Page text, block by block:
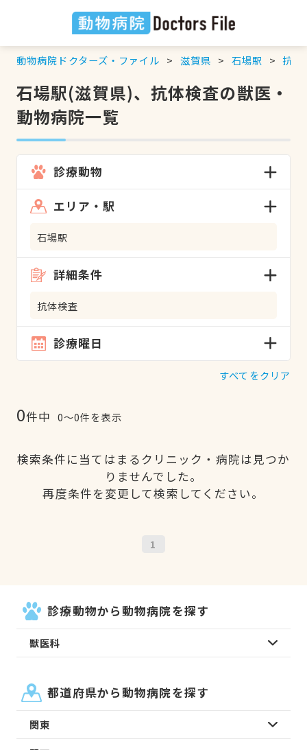
動物病院ドクターズ・ファイル 滋賀県 石場駅 抗体
石場駅(滋賀県)、抗体検査の獣医・
動物病院一覧
診療動物
エリア・駅
石場駅
詳細条件
抗体検査
診療曜日
すべてをクリア
0件中 0〜0件を表示
検索条件に当てはまるクリニック・病院は見つか
りませんでした。
再度条件を変更して検索してください。
1
診療動物から動物病院を探す
獣医科
都道府県から動物病院を探す
関東